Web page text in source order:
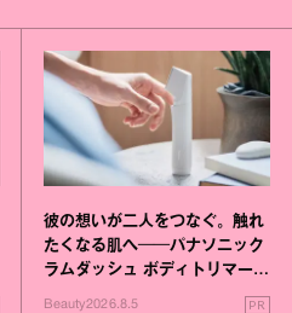
彼の想いが二人をつなぐ。触れ
たくなる肌へ──パナソニック
ラムダッシュ ボディトリマーが
Beauty2026.8.5 PR